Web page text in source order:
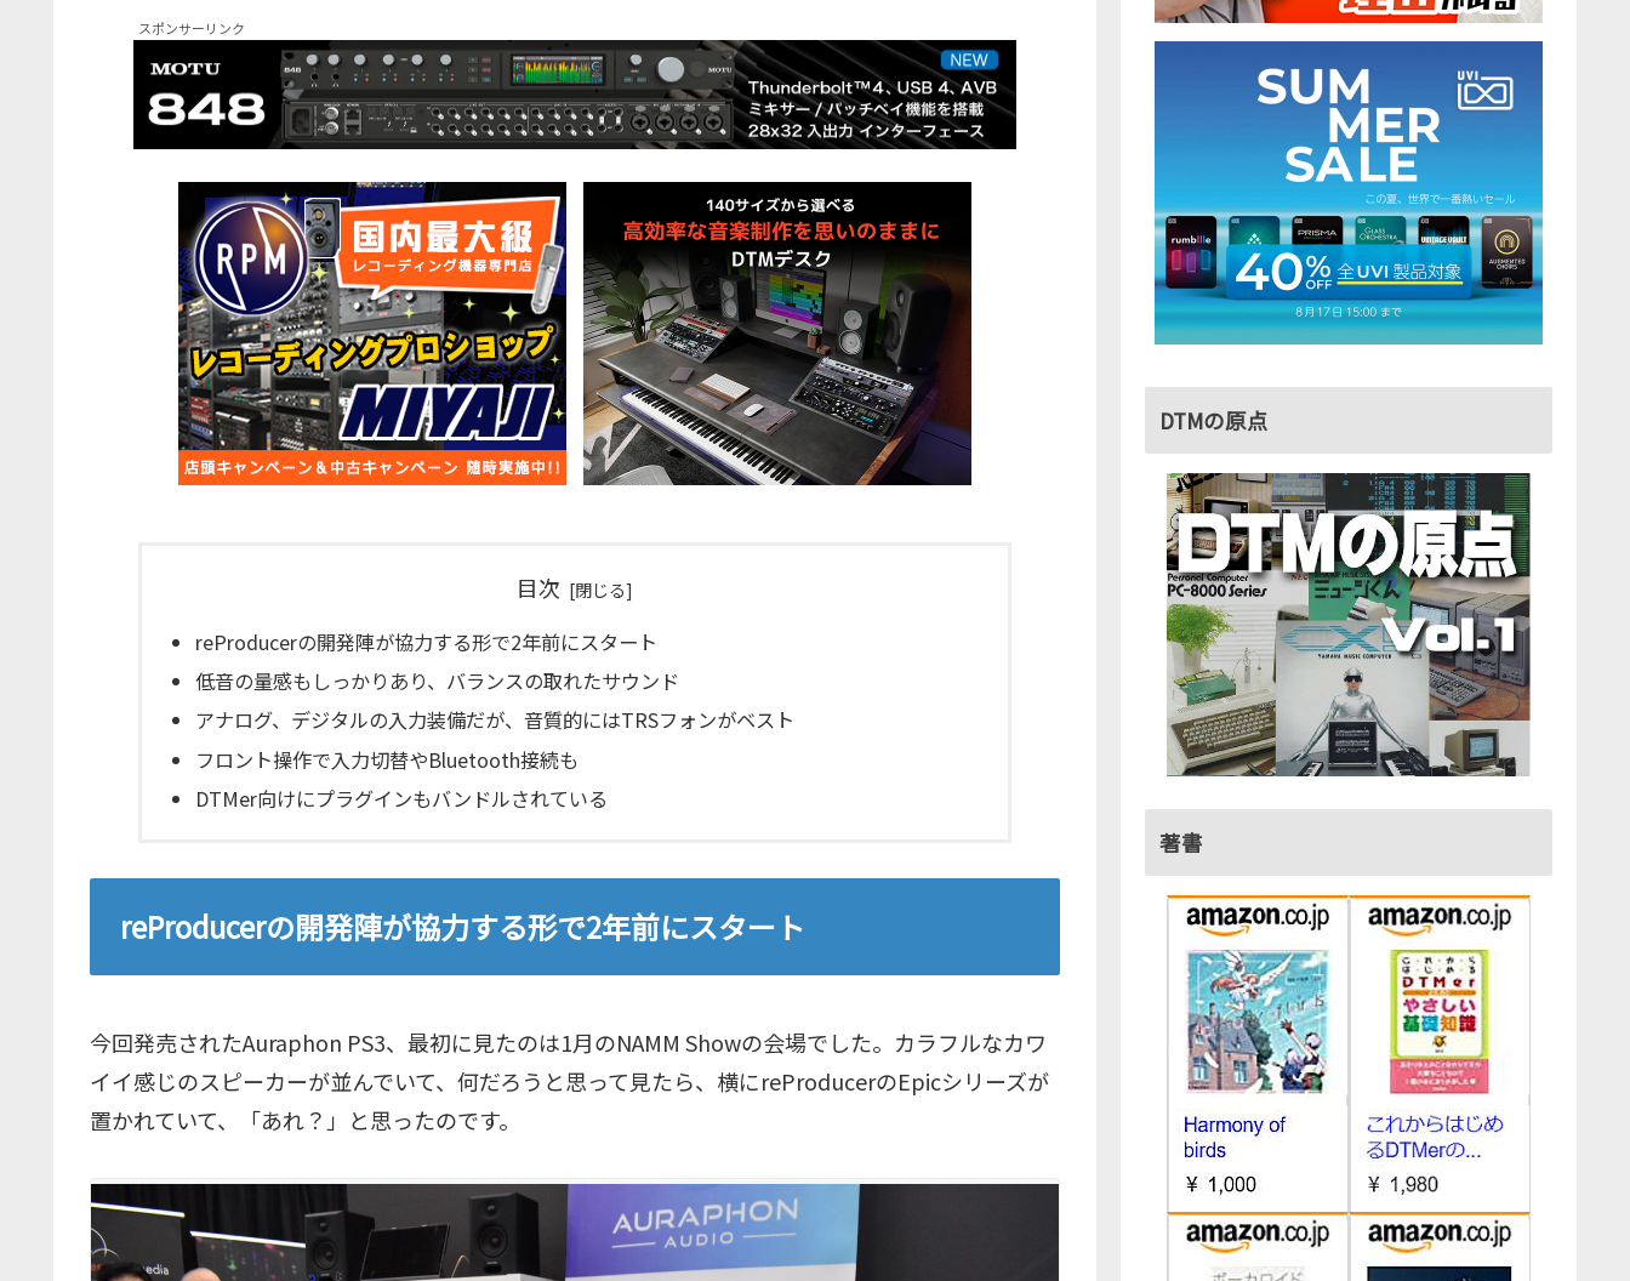
スポンサーリンク
目次
reProducerの開発陣が協力する形で2年前にスタート
低音の量感もしっかりあり、バランスの取れたサウンド
アナログ、デジタルの入力装備だが、音質的にはTRSフォンがベスト
フロント操作で入力切替やBluetooth接続も
DTMer向けにプラグインもバンドルされている
reProducerの開発陣が協力する形で2年前にスタート
今回発売されたAuraphon PS3、最初に見たのは1月のNAMM Showの会場でした。カラフルなカワ
イイ感じのスピーカーが並んでいて、何だろうと思って見たら、横にreProducerのEpicシリーズが
置かれていて、「あれ？」と思ったのです。
DTMの原点
著書